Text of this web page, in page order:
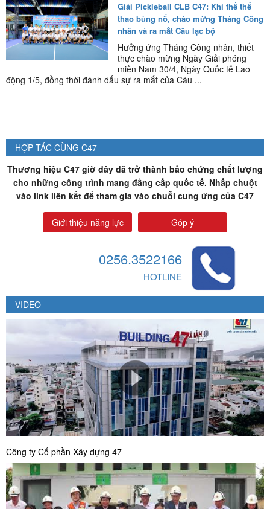
Giải Pickleball CLB C47: Khí thế thể
thao bùng nổ, chào mừng Tháng Công
nhân và ra mắt Câu lạc bộ
Hưởng ứng Tháng Công nhân, thiết
thực chào mừng Ngày Giải phóng
miền Nam 30/4, Ngày Quốc tế Lao
động 1/5, đồng thời đánh dấu sự ra mắt của Câu ...
HỢP TÁC CÙNG C47
Thương hiệu C47 giờ đây đã trở thành bảo chứng chất lượng
cho những công trình mang đẳng cấp quốc tế. Nhấp chuột
vào link liên kết để tham gia vào chuỗi cung ứng của C47
Giới thiệu năng lực Góp ý
0256.3522166
HOTLINE
VIDEO
Công ty Cổ phần Xây dựng 47